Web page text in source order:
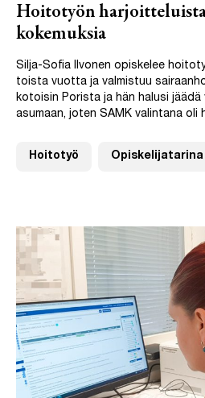
Hoitotyön
kokemuksia
Silja-Sofia Ilvonen opiskelee
toista vuotta ja valmistuu
kotoisin Porista ja hän halusi jäädä
asumaan, joten SAMK valintana oli
Hoitotyö Opiskelijatarina